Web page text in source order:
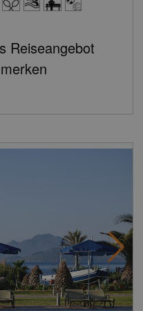
Gebühr, Gas/E-
Toaster, Esstisch,
Gebühr, Fernseher:
deutsches
WC, Föhn,
einer Paketreise mit
dem EuroAirport
Zug zum Flug Ticket
Flugleistung,
Flug, Buchung von
oder Mietwagen) mit
Reisen von
Zielflughäfen
sowie innerdeutschen
Flughäfen, auch